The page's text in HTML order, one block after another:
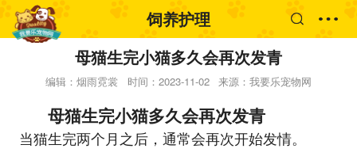
饲养护理
母猫生完小猫多久会再次发青
编辑：烟雨霓裳 时间：2023-11-02 来源：我要乐宠物网
母猫生完小猫多久会再次发青
当猫生完两个月之后，通常会再次开始发情。